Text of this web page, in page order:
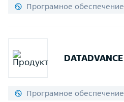
Програмное обеспечение
DATADVANCE
Програмное обеспечение